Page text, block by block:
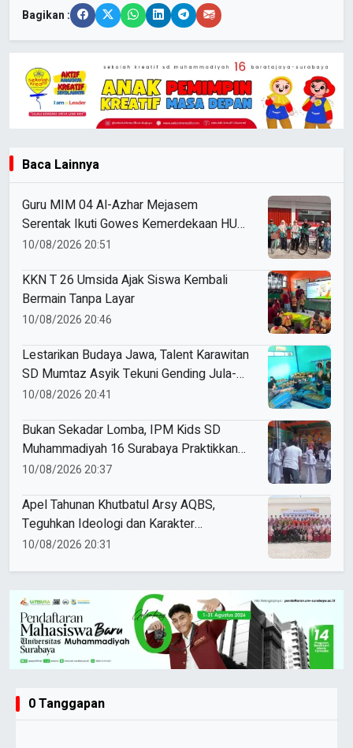
Bagikan :
Baca Lainnya
Guru MIM 04 Al-Azhar Mejasem
Serentak Ikuti Gowes Kemerdekaan HUT
ke-81 RI
10/08/2026 20:51
KKN T 26 Umsida Ajak Siswa Kembali
Bermain Tanpa Layar
10/08/2026 20:46
Lestarikan Budaya Jawa, Talent Karawitan
SD Mumtaz Asyik Tekuni Gending Jula-
Juli
10/08/2026 20:41
Bukan Sekadar Lomba, IPM Kids SD
Muhammadiyah 16 Surabaya Praktikkan
Kepemimpinan di HUT RI
10/08/2026 20:37
Apel Tahunan Khutbatul Arsy AQBS,
Teguhkan Ideologi dan Karakter
Santriwati
10/08/2026 20:31
0 Tanggapan